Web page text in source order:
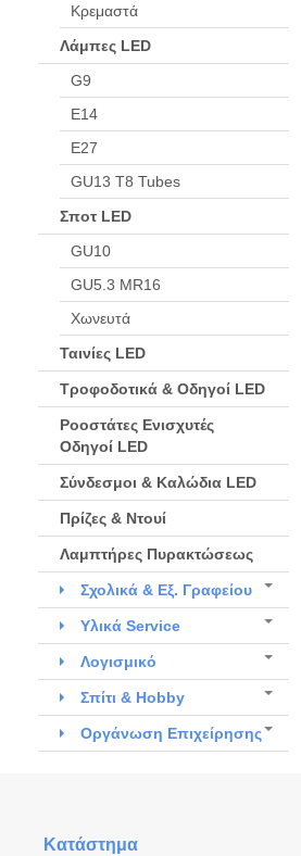
Κρεμαστά
Λάμπες LED
G9
Ε14
Ε27
GU13 T8 Tubes
Σποτ LED
GU10
GU5.3 MR16
Χωνευτά
Ταινίες LED
Τροφοδοτικά & Οδηγοί LED
Ροοστάτες Ενισχυτές
Οδηγοί LED
Σύνδεσμοι & Καλώδια LED
Πρίζες & Ντουί
Λαμπτήρες Πυρακτώσεως
Σχολικά & Εξ. Γραφείου
Υλικά Service
Λογισμικό
Σπίτι & Hobby
Οργάνωση Επιχείρησης
Κατάστημα